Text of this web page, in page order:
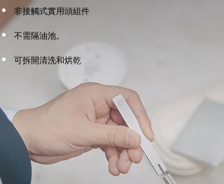
非接觸式實用頭組件
不需隔油池。
可拆開清洗和烘乾